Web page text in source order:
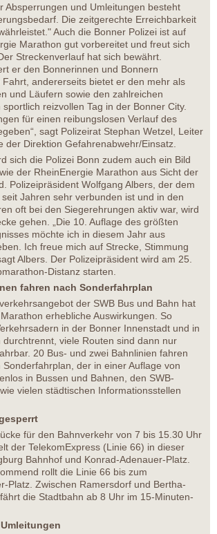
Absperrungen und Umleitungen besteht
Die zeitgerechte Erreichbarkeit
Auch die Bonner Polizei ist auf
Marathon gut vorbereitet und freut sich
Streckenverlauf hat sich bewährt.
er den Bonnerinnen und Bonnern
andererseits bietet er den mehr als
und Läufern sowie den zahlreichen
reizvollen Tag in der Bonner City.
für einen reibungslosen Verlauf des
sagt Polizeirat Stephan Wetzel, Leiter
der Direktion Gefahrenabwehr/Einsatz.
sich die Polizei Bonn zudem auch ein Bild
der RheinEnergie Marathon aus Sicht der
Polizeipräsident Wolfgang Albers, der dem
Jahren sehr verbunden ist und in den
oft bei den Siegerehrungen aktiv war, wird
gehen. „Die 10. Auflage des größten
möchte ich in diesem Jahr aus
Ich freue mich auf Strecke, Stimmung
Albers. Der Polizeipräsident wird am 25.
Distanz starten.
fahren nach Sonderfahrplan
der SWB Bus und Bahn hat
erhebliche Auswirkungen. So
in der Bonner Innenstadt und in
durchtrennt, viele Routen sind dann nur
20 Bus- und zwei Bahnlinien fahren
der in einer Auflage von
in Bussen und Bahnen, den SWB-
vielen städtischen Informationsstellen
für den Bahnverkehr von 7 bis 15.30 Uhr
der TelekomExpress (Linie 66) in dieser
Bahnhof und Konrad-Adenauer-Platz.
rollt die Linie 66 bis zum
Platz. Zwischen Ramersdorf und Bertha-
die Stadtbahn ab 8 Uhr im 15-Minuten-